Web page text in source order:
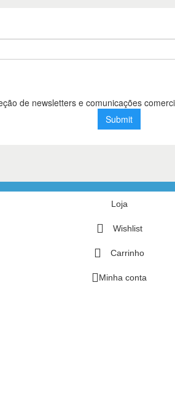
Loja
Wishlist
Carrinho
Minha conta